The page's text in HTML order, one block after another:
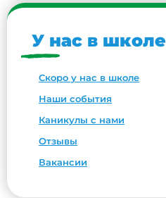
У нас в школе
Скоро у нас в школе
Наши события
Каникулы с нами
Отзывы
Вакансии